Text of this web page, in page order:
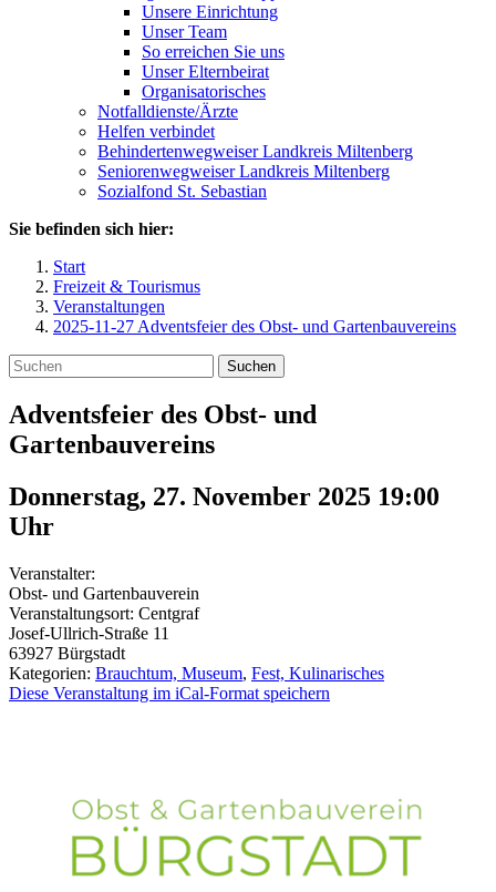
Unsere Einrichtung
Unser Team
So erreichen Sie uns
Unser Elternbeirat
Organisatorisches
Notfalldienste/Ärzte
Helfen verbindet
Behindertenwegweiser Landkreis Miltenberg
Seniorenwegweiser Landkreis Miltenberg
Sozialfond St. Sebastian
Sie befinden sich hier:
Start
Freizeit & Tourismus
Veranstaltungen
2025-11-27 Adventsfeier des Obst- und Gartenbauvereins
Suchen
Adventsfeier des Obst- und
Gartenbauvereins
Donnerstag, 27. November 2025 19:00
Uhr
Veranstalter:
Obst- und Gartenbauverein
Veranstaltungsort: Centgraf
Josef-Ullrich-Straße 11
63927 Bürgstadt
Kategorien: Brauchtum, Museum, Fest, Kulinarisches
Diese Veranstaltung im iCal-Format speichern